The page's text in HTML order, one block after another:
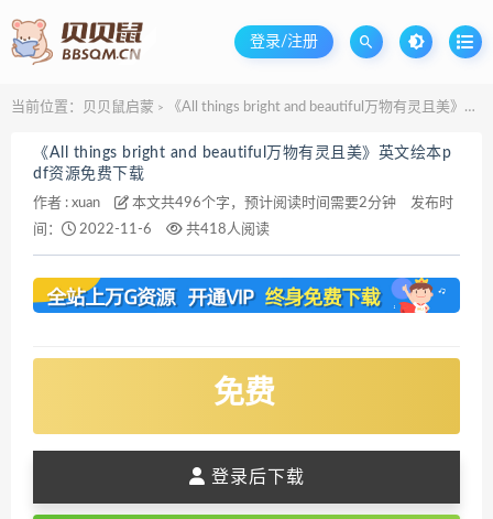
登录/注册
当前位置： 贝贝鼠启蒙 > 《All things bright and beautiful万物有灵且美》英文绘本pdf资源免费下载
《All things bright and beautiful万物有灵且美》英文绘本p
df资源免费下载
作者 : xuan 本文共496个字，预计阅读时间需要2分钟
发布时
间：
2022-11-6 共418人阅读
免费
登录后下载